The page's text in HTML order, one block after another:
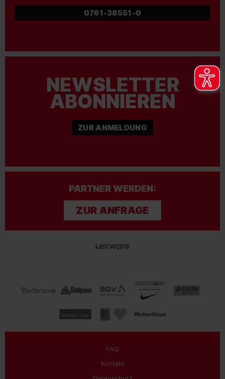
0761-38551-0
NEWSLETTER
ABONNIEREN
ZUR ANMELDUNG
PARTNER WERDEN:
ZUR ANFRAGE
FAQ
Kontakt